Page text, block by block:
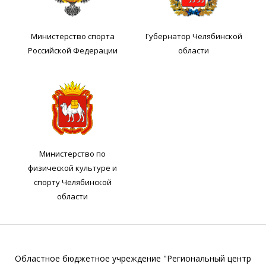
Министерство спорта
Российской Федерации
Губернатор Челябинской
области
Министерство по
физической культуре и
спорту Челябинской
области
Областное бюджетное учреждение "Региональный центр